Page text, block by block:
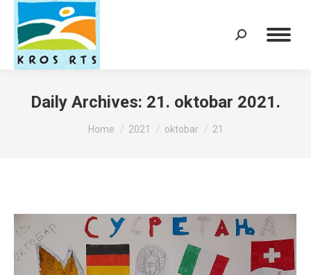
Search:
Daily Archives: 21. oktobar 2021.
You are here:
Home 2021 oktobar 21